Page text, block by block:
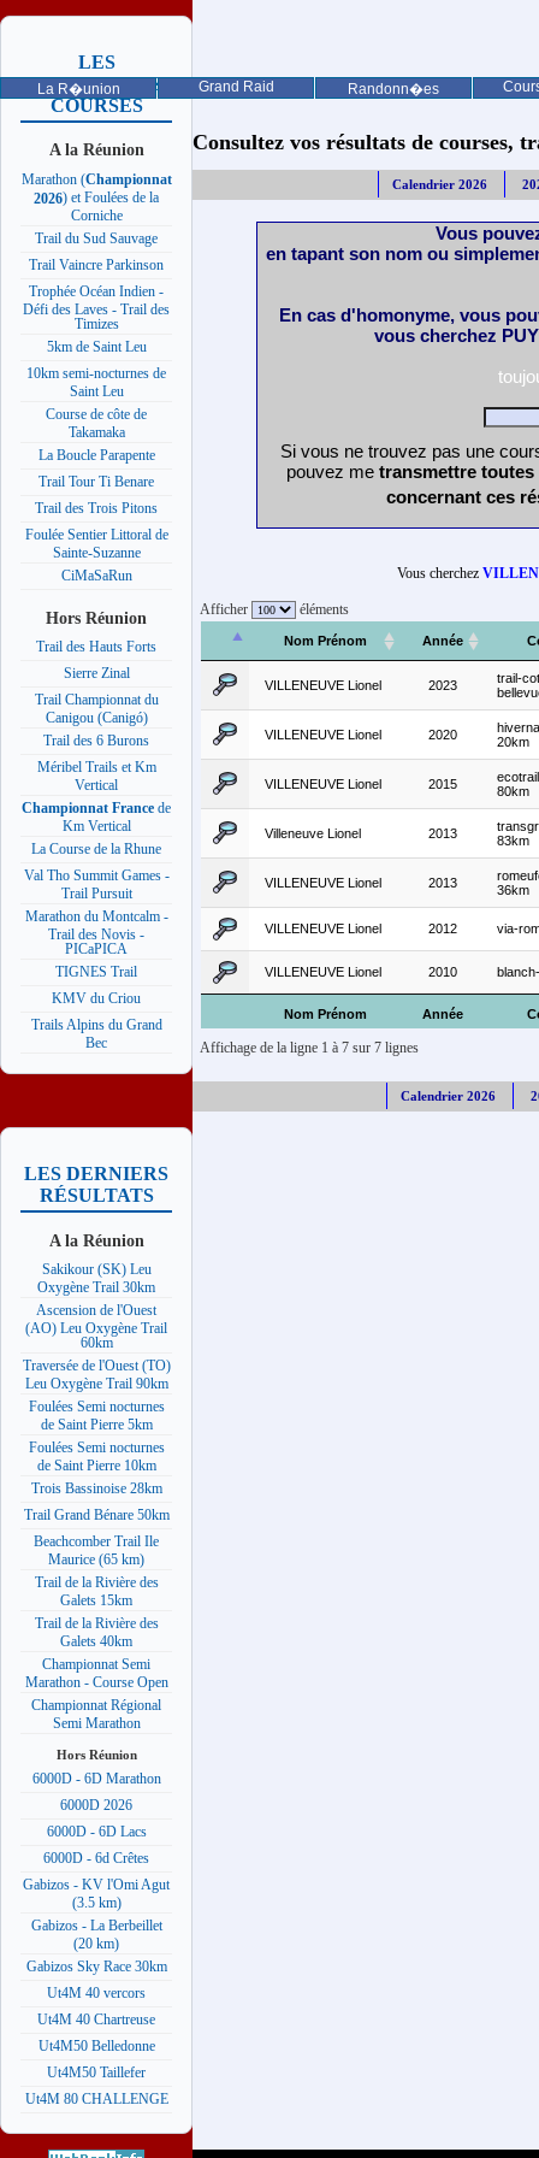
La R�union Grand Raid Randonn�es
LES
PROCHAINES
COURSES
A la Réunion
Marathon (Championnat
2026) et Foulées de la
Corniche
Trail du Sud Sauvage
Trail Vaincre Parkinson
Trophée Océan Indien -
Défi des Laves - Trail des
Timizes
5km de Saint Leu
10km semi-nocturnes de
Saint Leu
Course de côte de
Takamaka
La Boucle Parapente
Trail Tour Ti Benare
Trail des Trois Pitons
Foulée Sentier Littoral de
Sainte-Suzanne
CiMaSaRun
Hors Réunion
Trail des Hauts Forts
Sierre Zinal
Trail Championnat du
Canigou (Canigó)
Trail des 6 Burons
Méribel Trails et Km
Vertical
Championnat France de
Km Vertical
La Course de la Rhune
Val Tho Summit Games -
Trail Pursuit
Marathon du Montcalm -
Trail des Novis -
PICaPICA
TIGNES Trail
KMV du Criou
Trails Alpins du Grand
Bec
LES DERNIERS
RÉSULTATS
A la Réunion
Sakikour (SK) Leu
Oxygène Trail 30km
Ascension de l'Ouest
(AO) Leu Oxygène Trail
60km
Traversée de l'Ouest (TO)
Leu Oxygène Trail 90km
Foulées Semi nocturnes
de Saint Pierre 5km
Foulées Semi nocturnes
de Saint Pierre 10km
Trois Bassinoise 28km
Trail Grand Bénare 50km
Beachcomber Trail Ile
Maurice (65 km)
Trail de la Rivière des
Galets 15km
Trail de la Rivière des
Galets 40km
Championnat Semi
Marathon - Course Open
Championnat Régional
Semi Marathon
Hors Réunion
6000D - 6D Marathon
6000D 2026
6000D - 6D Lacs
6000D - 6d Crêtes
Gabizos - KV l'Omi Agut
(3.5 km)
Gabizos - La Berbeillet
(20 km)
Gabizos Sky Race 30km
Ut4M 40 vercors
Ut4M 40 Chartreuse
Ut4M50 Belledonne
Ut4M50 Taillefer
Ut4M 80 CHALLENGE
Consultez vos résultats de courses,
Calendrier 2026
Vous
en tapant son nom ou
En cas d'homonyme, vous
vous cherchez
Si vous ne trouvez pas une
pouvez me transmettre
concernant ces
Vous cherchez
Afficher éléments
Nom Prénom Année
Nom Prénom Année
VILLENEUVE Lionel 2023
trail-
VILLENEUVE Lionel 2020
20km
VILLENEUVE Lionel 2015
80km
Villeneuve Lionel 2013
83km
VILLENEUVE Lionel 2013
36km
VILLENEUVE Lionel 2012 via-
VILLENEUVE Lionel 2010
Affichage de la ligne 1 à 7 sur 7 lignes
Calendrier 2026